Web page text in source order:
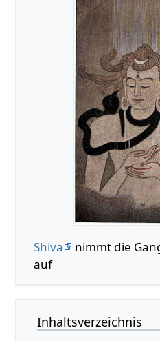
Shiva
nimmt die
auf
Inhaltsverzeichnis